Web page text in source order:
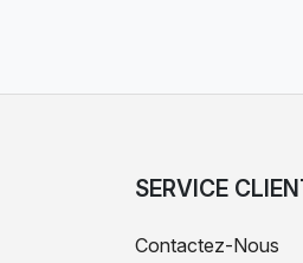
SERVICE
Contactez-Nous